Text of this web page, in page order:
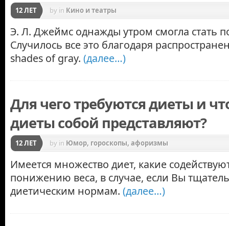
12 ЛЕТ by in Кино и театры
Э. Л. Джеймс однажды утром смогла стать
Случилось все это благодаря
shades of gray. (далее…)
Для чего требуются диеты и
диеты собой представляют?
12 ЛЕТ by in Юмор, гороскопы, афоризмы
Имеется множество диет, какие
понижению веса, в случае, если Вы
диетическим нормам. (далее…)